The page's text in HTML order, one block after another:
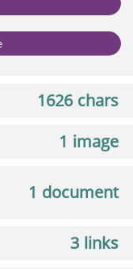
1626 chars
1 image
1 document
3 links